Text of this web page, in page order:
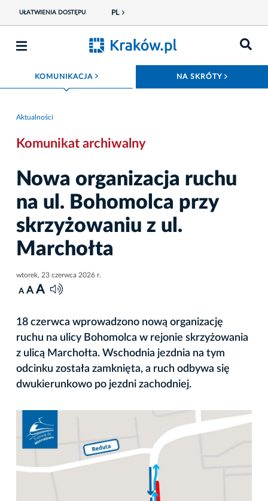
UŁATWIENIA DOSTĘPU PL
KOMUNIKACJA ROZWIŃ MENU NA SKRÓTY
Aktualności
Komunikat archiwalny
Nowa organizacja ruchu
na ul. Bohomolca przy
skrzyżowaniu z ul.
Marchołta
wtorek, 23 czerwca 2026 r.
A A A
18 czerwca wprowadzono nową organizację
ruchu na ulicy Bohomolca w rejonie skrzyżowania
z ulicą Marchołta. Wschodnia jezdnia na tym
odcinku została zamknięta, a ruch odbywa się
dwukierunkowo po jezdni zachodniej.